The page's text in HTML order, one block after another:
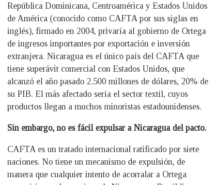
República Dominicana, Centroamérica y Estados Unidos
de América (conocido como CAFTA por sus siglas en
inglés), firmado en 2004, privaría al gobierno de Ortega
de ingresos importantes por exportación e inversión
extranjera. Nicaragua es el único país del CAFTA que
tiene superávit comercial con Estados Unidos, que
alcanzó el año pasado 2.500 millones de dólares, 20% de
su PIB. El más afectado sería el sector textil, cuyos
productos llegan a muchos minoristas estadounidenses.
Sin embargo, no es fácil expulsar a Nicaragua del pacto.
CAFTA es un tratado internacional ratificado por siete
naciones. No tiene un mecanismo de expulsión, de
manera que cualquier intento de acorralar a Ortega